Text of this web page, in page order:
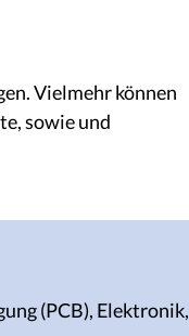
Vielmehr können
sowie und
(PCB), Elektronik,